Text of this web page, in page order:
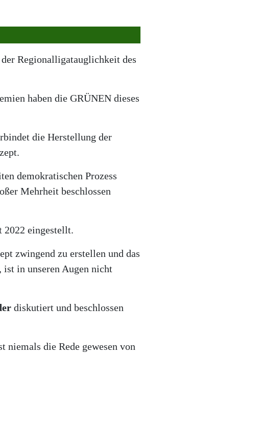
Regionalligatauglichkeit des
haben die GRÜNEN dieses
die Herstellung der
demokratischen Prozess
Mehrheit beschlossen
2022 eingestellt.
zwingend zu erstellen und das
in unseren Augen nicht
diskutiert und beschlossen
niemals die Rede gewesen von